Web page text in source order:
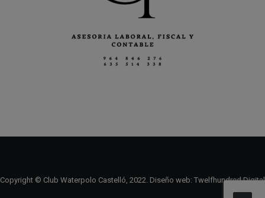
Copyright © Club Waterpolo Castelló, 2022. Diseño web: Twelfhundred Digital